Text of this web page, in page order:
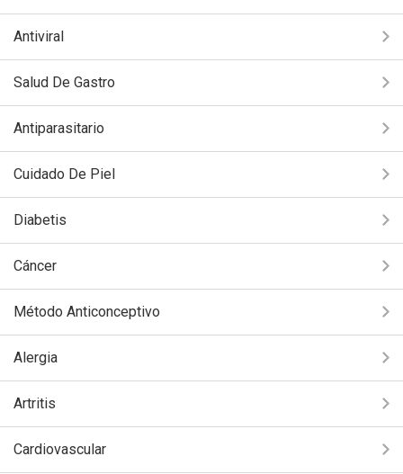
Antiviral
Salud De Gastro
Antiparasitario
Cuidado De Piel
Diabetis
Cáncer
Método Anticonceptivo
Alergia
Artritis
Cardiovascular